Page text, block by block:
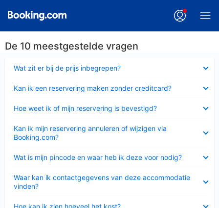
De 10 meestgestelde vragen
Wat zit er bij de prijs inbegrepen?
Kan ik een reservering maken zonder creditcard?
Hoe weet ik of mijn reservering is bevestigd?
Kan ik mijn reservering annuleren of wijzigen via
Booking.com?
Wat is mijn pincode en waar heb ik deze voor nodig?
Waar kan ik contactgegevens van deze accommodatie
vinden?
Hoe kan ik zien hoeveel het kost?